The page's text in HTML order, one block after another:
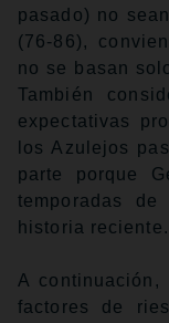
pasado) no
(76-86),
no se basan
También
expectativas
los Azulejos
parte porque
temporadas
historia reciente.
A
factores de